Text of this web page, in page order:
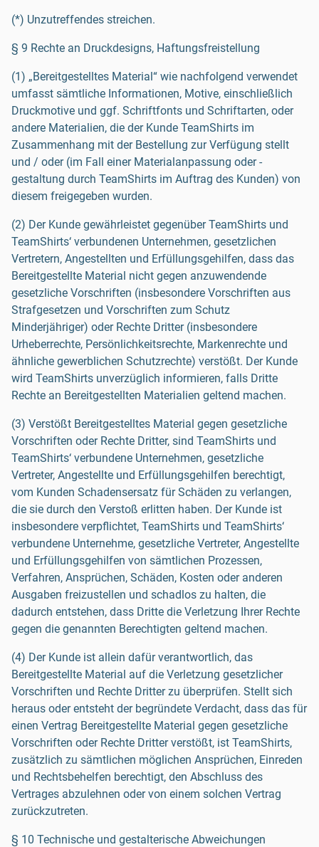
(*) Unzutreffendes streichen.
§ 9 Rechte an Druckdesigns, Haftungsfreistellung
(1) „Bereitgestelltes Material“ wie nachfolgend verwendet
umfasst sämtliche Informationen, Motive, einschließlich
Druckmotive und ggf. Schriftfonts und Schriftarten, oder
andere Materialien, die der Kunde TeamShirts im
Zusammenhang mit der Bestellung zur Verfügung stellt
und / oder (im Fall einer Materialanpassung oder -
gestaltung durch TeamShirts im Auftrag des Kunden) von
diesem freigegeben wurden.
(2) Der Kunde gewährleistet gegenüber TeamShirts und
TeamShirts‘ verbundenen Unternehmen, gesetzlichen
Vertretern, Angestellten und Erfüllungsgehilfen, dass das
Bereitgestellte Material nicht gegen anzuwendende
gesetzliche Vorschriften (insbesondere Vorschriften aus
Strafgesetzen und Vorschriften zum Schutz
Minderjähriger) oder Rechte Dritter (insbesondere
Urheberrechte, Persönlichkeitsrechte, Markenrechte und
ähnliche gewerblichen Schutzrechte) verstößt. Der Kunde
wird TeamShirts unverzüglich informieren, falls Dritte
Rechte an Bereitgestellten Materialien geltend machen.
(3) Verstößt Bereitgestelltes Material gegen gesetzliche
Vorschriften oder Rechte Dritter, sind TeamShirts und
TeamShirts‘ verbundene Unternehmen, gesetzliche
Vertreter, Angestellte und Erfüllungsgehilfen berechtigt,
vom Kunden Schadensersatz für Schäden zu verlangen,
die sie durch den Verstoß erlitten haben. Der Kunde ist
insbesondere verpflichtet, TeamShirts und TeamShirts‘
verbundene Unternehme, gesetzliche Vertreter, Angestellte
und Erfüllungsgehilfen von sämtlichen Prozessen,
Verfahren, Ansprüchen, Schäden, Kosten oder anderen
Ausgaben freizustellen und schadlos zu halten, die
dadurch entstehen, dass Dritte die Verletzung Ihrer Rechte
gegen die genannten Berechtigten geltend machen.
(4) Der Kunde ist allein dafür verantwortlich, das
Bereitgestellte Material auf die Verletzung gesetzlicher
Vorschriften und Rechte Dritter zu überprüfen. Stellt sich
heraus oder entsteht der begründete Verdacht, dass das für
einen Vertrag Bereitgestellte Material gegen gesetzliche
Vorschriften oder Rechte Dritter verstößt, ist TeamShirts,
zusätzlich zu sämtlichen möglichen Ansprüchen, Einreden
und Rechtsbehelfen berechtigt, den Abschluss des
Vertrages abzulehnen oder von einem solchen Vertrag
zurückzutreten.
§ 10 Technische und gestalterische Abweichungen